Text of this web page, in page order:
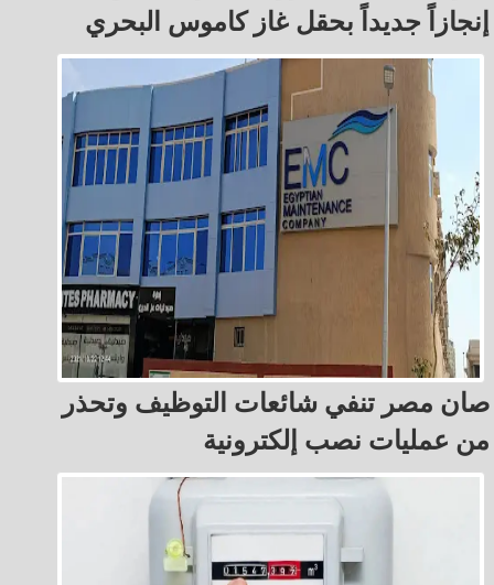
إنجازاً جديداً بحقل غاز كاموس البحري
صان مصر تنفي شائعات التوظيف وتحذر
من عمليات نصب إلكترونية